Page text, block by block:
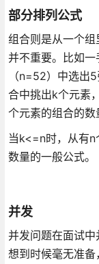
部分排列公式
组合则是从一个
并不重要。比如
（n=52）中选出
合中挑出k个元素
个元素的组合的数
当k<=n时，从有
数量的一般公式。
并发
并发问题在面试
想到时候毫无准